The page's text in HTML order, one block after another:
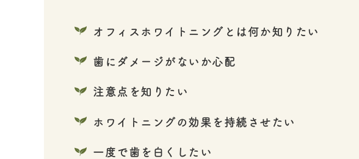
オフィスホワイトニングとは何か知りたい
歯にダメージがないか心配
注意点を知りたい
ホワイトニングの効果を持続させたい
一度で歯を白くしたい